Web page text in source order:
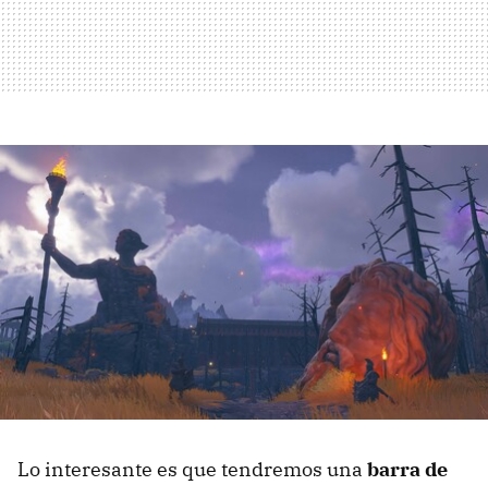
Lo interesante es que tendremos una barra de